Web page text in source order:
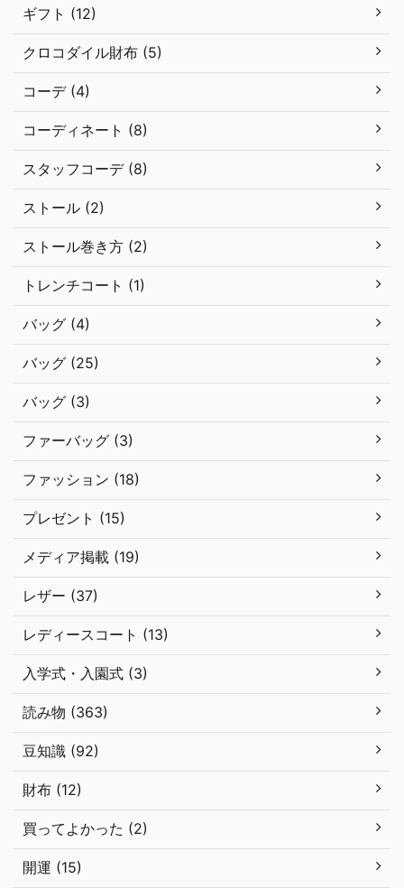
ギフト (12)
クロコダイル財布 (5)
コーデ (4)
コーディネート (8)
スタッフコーデ (8)
ストール (2)
ストール巻き方 (2)
トレンチコート (1)
バッグ (4)
バッグ (25)
バッグ (3)
ファーバッグ (3)
ファッション (18)
プレゼント (15)
メディア掲載 (19)
レザー (37)
レディースコート (13)
入学式・入園式 (3)
読み物 (363)
豆知識 (92)
財布 (12)
買ってよかった (2)
開運 (15)